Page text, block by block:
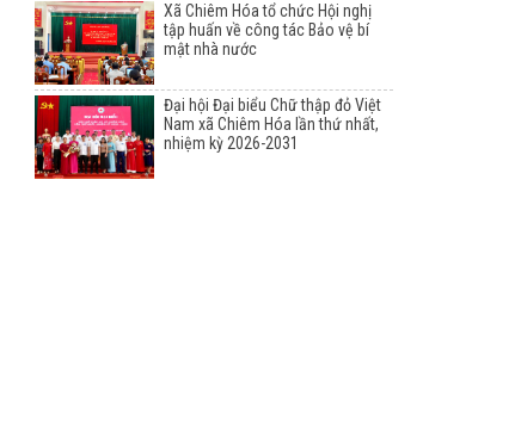
Xã Chiêm Hóa tổ chức Hội nghị
tập huấn về công tác Bảo vệ bí
mật nhà nước
Đại hội Đại biểu Chữ thập đỏ Việt
Nam xã Chiêm Hóa lần thứ nhất,
nhiệm kỳ 2026-2031